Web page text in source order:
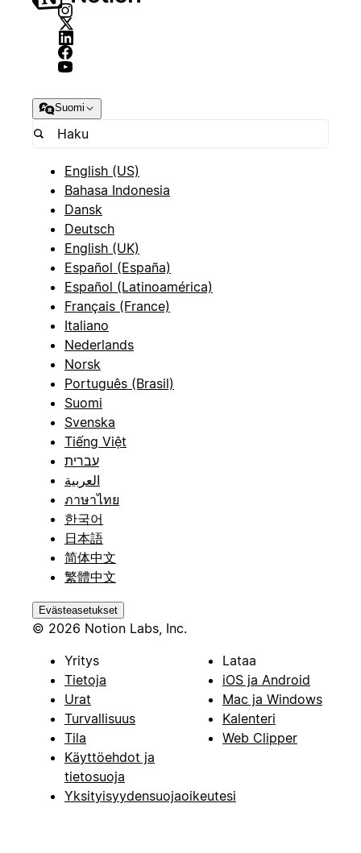
Suomi
English (US)
Bahasa Indonesia
Dansk
Deutsch
English (UK)
Español (España)
Español (Latinoamérica)
Français (France)
Italiano
Nederlands
Norsk
Português (Brasil)
Suomi
Svenska
Tiếng Việt
עברית
العربية
ภาษาไทย
한국어
日本語
简体中文
繁體中文
Evästeasetukset
© 2026 Notion Labs, Inc.
Yritys
Tietoja
Urat
Turvallisuus
Tila
Käyttöehdot ja
tietosuoja
Yksityisyydensuojaoikeutesi
Lataa
iOS ja Android
Mac ja Windows
Kalenteri
Web Clipper